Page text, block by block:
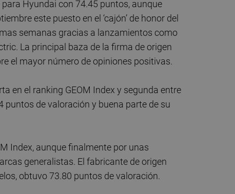
Hyundai con 74.45 puntos, aunque
este puesto en el ‘cajón’ de honor del
semanas gracias a lanzamientos como
La principal baza de la firma de origen
el mayor número de opiniones positivas.
en el ranking GEOM Index y segunda entre
de valoración y buena parte de su
Index, aunque finalmente por unas
generalistas. El fabricante de origen
obtuvo 73.80 puntos de valoración.